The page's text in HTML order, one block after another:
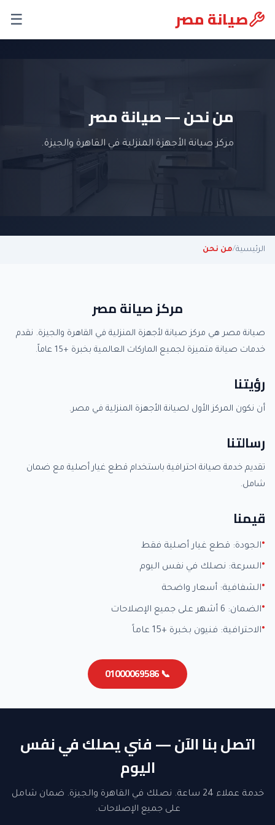
صيانة مصر ☰
من نحن — صيانة مصر
مركز صيانة الأجهزة المنزلية في القاهرة والجيزة.
الرئيسية/من نحن
مركز صيانة مصر
صيانة مصر هي مركز صيانة لأجهزة المنزلية في القاهرة والجيزة. نقدم
خدمات صيانة متميزة لجميع الماركات العالمية بخبرة +15 عاماً.
رؤيتنا
أن نكون المركز الأول لصيانة الأجهزة المنزلية في مصر.
رسالتنا
تقديم خدمة صيانة احترافية باستخدام قطع غيار أصلية مع ضمان
شامل.
قيمنا
الجودة: قطع غيار أصلية فقط
السرعة: نصلك في نفس اليوم
الشفافية: أسعار واضحة
الضمان: 6 أشهر على جميع الإصلاحات
الاحترافية: فنيون بخبرة +15 عاماً
📞 01000069586
اتصل بنا الآن — فني يصلك في نفس
اليوم
خدمة عملاء 24 ساعة. نصلك في القاهرة والجيزة. ضمان شامل
على جميع الإصلاحات.